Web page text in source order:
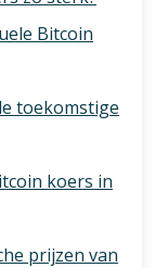
Bitcoin
toekomstige
koers in
prijzen van